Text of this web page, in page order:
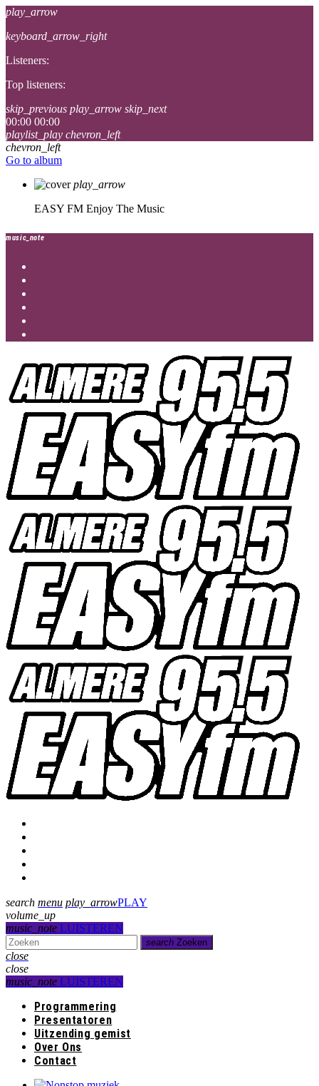
play_arrow
keyboard_arrow_right
Listeners:
Top listeners:
skip_previous play_arrow skip_next
00:00 00:00
playlist_play chevron_left
chevron_left
Go to album
play_arrow
EASY FM Enjoy The Music
music_note
search menu play_arrowPLAY
volume_up
music_note LUISTEREN
search Zoeken
close
close
music_note LUISTEREN
Programmering
Presentatoren
Uitzending gemist
Over Ons
Contact